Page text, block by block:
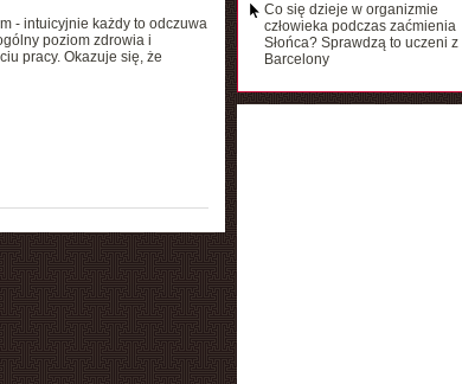
- intuicyjnie każdy to odczuwa
poziom zdrowia i
pracy. Okazuje się, że
Co się dzieje w organizmie
człowieka podczas zaćmienia
Słońca? Sprawdzą to uczeni z
Barcelony